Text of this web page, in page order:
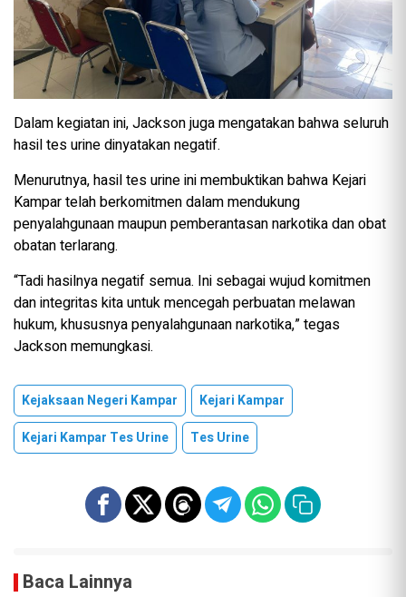
Dalam kegiatan ini, Jackson juga mengatakan bahwa seluruh
hasil tes urine dinyatakan negatif.
Menurutnya, hasil tes urine ini membuktikan bahwa Kejari
Kampar telah berkomitmen dalam mendukung
penyalahgunaan maupun pemberantasan narkotika dan obat
obatan terlarang.
“Tadi hasilnya negatif semua. Ini sebagai wujud komitmen
dan integritas kita untuk mencegah perbuatan melawan
hukum, khususnya penyalahgunaan narkotika,” tegas
Jackson memungkasi.
Kejaksaan Negeri Kampar
Kejari Kampar
Kejari Kampar Tes Urine
Tes Urine
Baca Lainnya